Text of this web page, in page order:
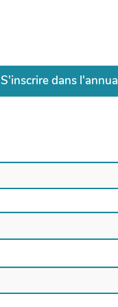
S'inscrire dans